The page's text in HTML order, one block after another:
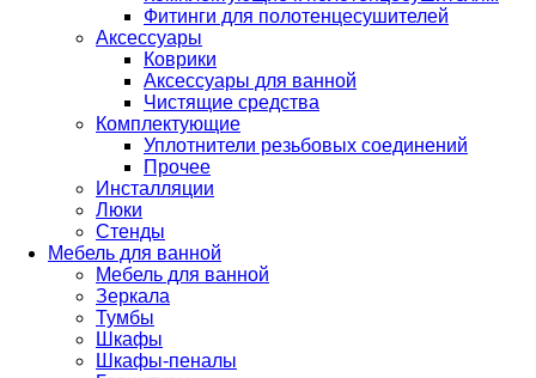
Фитинги для полотенцесушителей
Аксессуары
Коврики
Аксессуары для ванной
Чистящие средства
Комплектующие
Уплотнители резьбовых соединений
Прочее
Инсталляции
Люки
Стенды
Мебель для ванной
Мебель для ванной
Зеркала
Тумбы
Шкафы
Шкафы-пеналы